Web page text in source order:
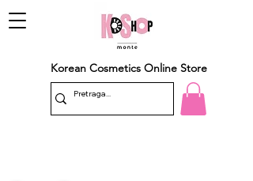
Korean Cosmetics Online Store